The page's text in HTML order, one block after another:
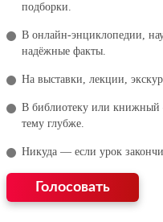
подборки.
В онлайн‑энциклопедии,
надёжные факты.
На выставки, лекции,
В библиотеку или книжный
тему глубже.
Никуда — если урок